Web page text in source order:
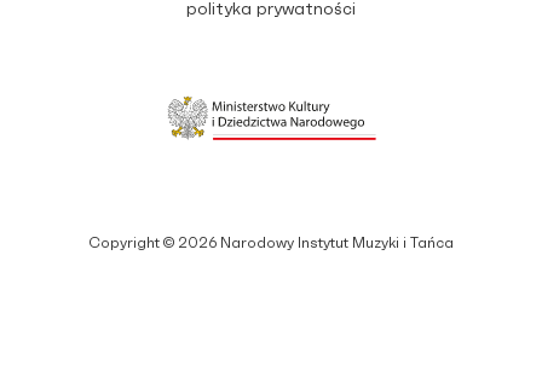
Copyright © 2026 Narodowy Instytut Muzyki i Tańca
polityka prywatności